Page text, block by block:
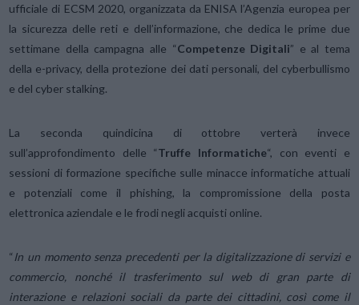
ufficiale di ECSM 2020, organizzata da ENISA l’Agenzia europea per
la sicurezza delle reti e dell’informazione, che dedica le prime due
settimane della campagna alle “Competenze Digitali” e al tema
della e-privacy, della protezione dei dati personali, del cyberbullismo
e del cyber stalking.
La seconda quindicina di ottobre verterà invece
sull’approfondimento delle “Truffe Informatiche“, con eventi e
sessioni di formazione specifiche sulle minacce informatiche attuali
e potenziali come il phishing, la compromissione della posta
elettronica aziendale e le frodi negli acquisti online.
“ In un momento senza precedenti per la digitalizzazione di servizi e
commercio, nonché il trasferimento sul web di gran parte di
interazione e relazioni sociali da parte dei cittadini, così come il